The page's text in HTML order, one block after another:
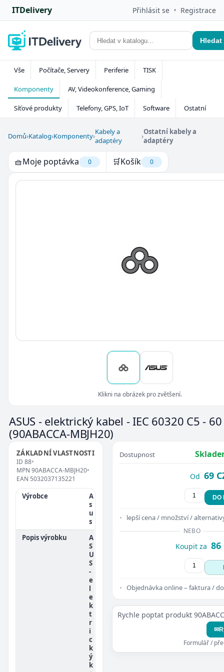
ITDelivery Přihlásit se • Registrace
Hledat
Vše Počítače, Servery Periferie TISK
Komponenty AV, Videokonference, Gaming
Síťové produkty Telefony, GPS, IoT Software Ostatní
Domů›Katalog›Komponenty›Kabely a
adaptéry
›Ostatní kabely a
adaptéry
🧺Moje poptávka 0 🛒Košík 0
Klikni na obrázek pro zvětšení.
ASUS - elektrický kabel - IEC 60320 C5 -
(90ABACCA-MBJH20)
ZÁKLADNÍ VLASTNOSTI
ID 88•
MPN 90ABACCA-MBJH20•
EAN 5032037135221
Výrobce
A
s
u
s
Popis výrobku
A
S
U
S
-
e
l
e
k
t
r
i
c
k
ý
k
Dostupnost
Od 69
DO
lepší cena / množství /
NEBO
Koupit za 86
Objednávka online – faktura /
Rychle poptat produkt
✉
Formulář /